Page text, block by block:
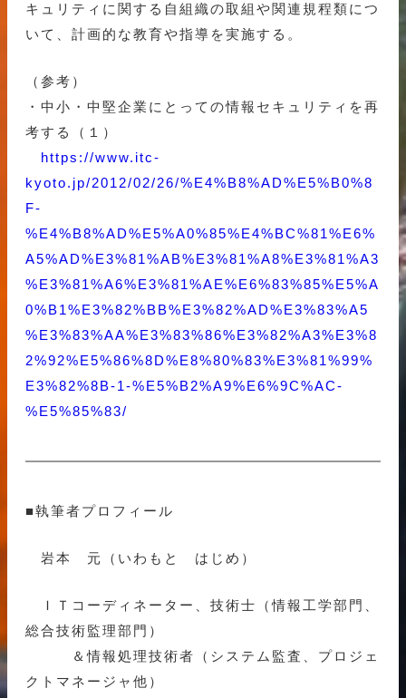
キュリティに関する自組織の取組や関連規程類につ
いて、計画的な教育や指導を実施する。
（参考）
・中小・中堅企業にとっての情報セキュリティを再
考する（１）
https://www.itc-
kyoto.jp/2012/02/26/%E4%B8%AD%E5%B0%8
F-
%E4%B8%AD%E5%A0%85%E4%BC%81%E6%
A5%AD%E3%81%AB%E3%81%A8%E3%81%A3
%E3%81%A6%E3%81%AE%E6%83%85%E5%A
0%B1%E3%82%BB%E3%82%AD%E3%83%A5
%E3%83%AA%E3%83%86%E3%82%A3%E3%8
2%92%E5%86%8D%E8%80%83%E3%81%99%
E3%82%8B-1-%E5%B2%A9%E6%9C%AC-
%E5%85%83/
■執筆者プロフィール
岩本 元（いわもと はじめ）
ＩＴコーディネーター、技術士（情報工学部門、
総合技術監理部門）
＆情報処理技術者（システム監査、プロジェ
クトマネージャ他）